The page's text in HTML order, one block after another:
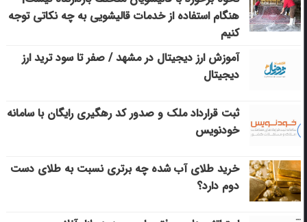
هنگام استفاده از خدمات قالیشویی به چه نکاتی توجه
کنیم
آموزش ارز دیجیتال در مشهد / صفر تا سود ترید ارز
دیجیتال
ثبت قرارداد ملک و صدور کد رهگیری رایگان با سامانه
خودنویس
خرید طلای آب شده چه برتری نسبت به طلای دست
دوم دارد؟